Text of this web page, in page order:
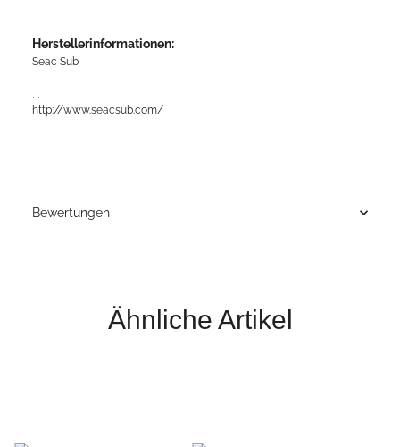
Herstellerinformationen:
Seac Sub
http://www.seacsub.com/
Bewertungen
Ähnliche Artikel